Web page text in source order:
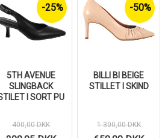
5TH AVENUE
SLINGBACK
I SORT PU
400,00 DKK
-25%
BILLI BI BEIGE
STILLET I SKIND
1.300,00 DKK
-50%